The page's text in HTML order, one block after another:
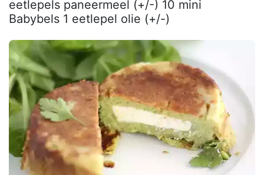
eetlepels paneermeel (+/-) 10 mini
Babybels 1 eetlepel olie (+/-)